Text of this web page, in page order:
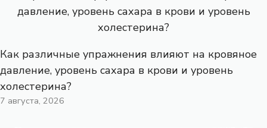
Как различные упражнения влияют на кровяное
давление, уровень сахара в крови и уровень
холестерина?
7 августа, 2026